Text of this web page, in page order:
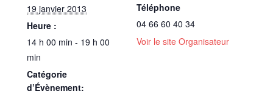
19 janvier 2013
Heure :
14 h 00 min - 19 h 00
min
Catégorie
d’Évènement:
Téléphone
04 66 60 40 34
Voir le site Organisateur